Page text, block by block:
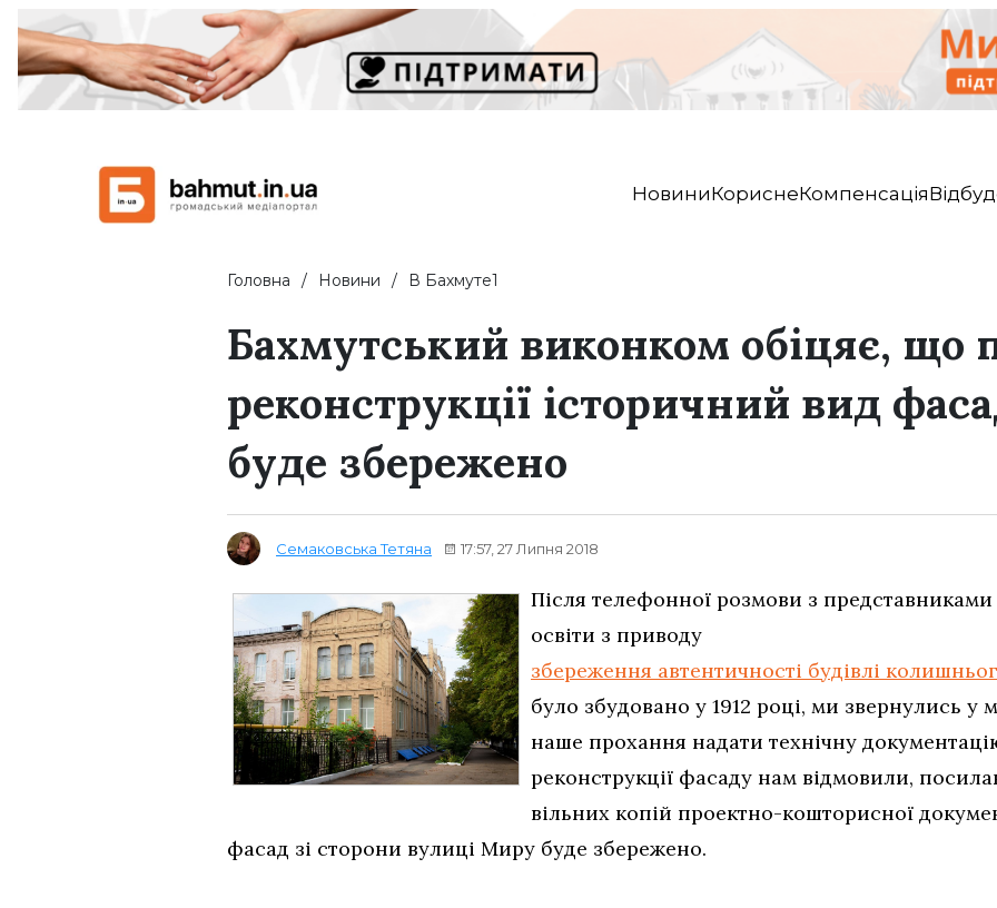
НовиниКориснеКомпенсація
Головна Новини В Бахмуте1
Бахмутський виконком обіцяє, що
реконструкції історичний вид
буде збережено
Семаковська Тетяна 17:57, 27 Липня 2018
Після телефонної розмови з
освіти з приводу
збереження автентичності будівлі
було збудовано у 1912 році, ми звернулись у
наше прохання надати технічну
реконструкції фасаду нам відмовили,
вільних копій проектно-кошторисної
фасад зі сторони вулиці Миру буде збережено.